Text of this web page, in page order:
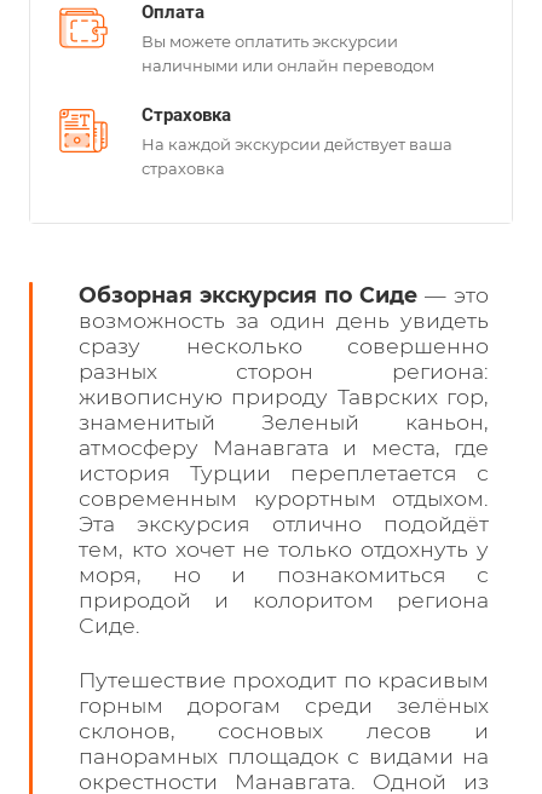
Оплата
Вы можете оплатить экскурсии
наличными или онлайн переводом
Страховка
На каждой экскурсии действует ваша
страховка
Обзорная экскурсия по Сиде — это
возможность за один день увидеть
сразу несколько совершенно
разных сторон региона:
живописную природу Таврских гор,
знаменитый Зеленый каньон,
атмосферу Манавгата и места, где
история Турции переплетается с
современным курортным отдыхом.
Эта экскурсия отлично подойдёт
тем, кто хочет не только отдохнуть у
моря, но и познакомиться с
природой и колоритом региона
Сиде.
Путешествие проходит по красивым
горным дорогам среди зелёных
склонов, сосновых лесов и
панорамных площадок с видами на
окрестности Манавгата. Одной из